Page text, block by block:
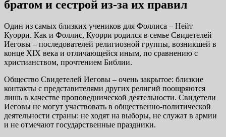
братом и сестрой из-за их правил
Один из самых близких учеников для Фоллиса – Нейт
Куорри. Как и Фоллис, Куорри родился в семье Свидетелей
Иеговы – последователей религиозной группы, возникшей в
конце XIX века и отличающейся иным, по сравнению с
христианством, прочтением Библии.
Общество Свидетелей Иеговы – очень закрытое: близкие
контакты с представителями других религий поощряются
лишь в качестве проповеднической деятельности. Свидетели
Иеговы не могут участвовать в общественно-политической
деятельности страны: не ходят на выборы, не служат в армии
и не отмечают государственные праздники.